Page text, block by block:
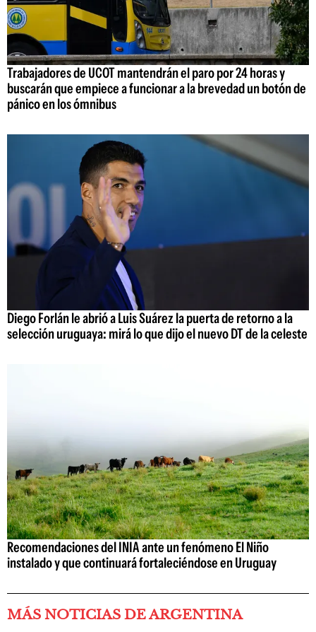
Trabajadores de UCOT mantendrán el paro por 24 horas y
buscarán que empiece a funcionar a la brevedad un botón de
pánico en los ómnibus
Diego Forlán le abrió a Luis Suárez la puerta de retorno a la
selección uruguaya: mirá lo que dijo el nuevo DT de la celeste
Recomendaciones del INIA ante un fenómeno El Niño
instalado y que continuará fortaleciéndose en Uruguay
MÁS NOTICIAS DE ARGENTINA